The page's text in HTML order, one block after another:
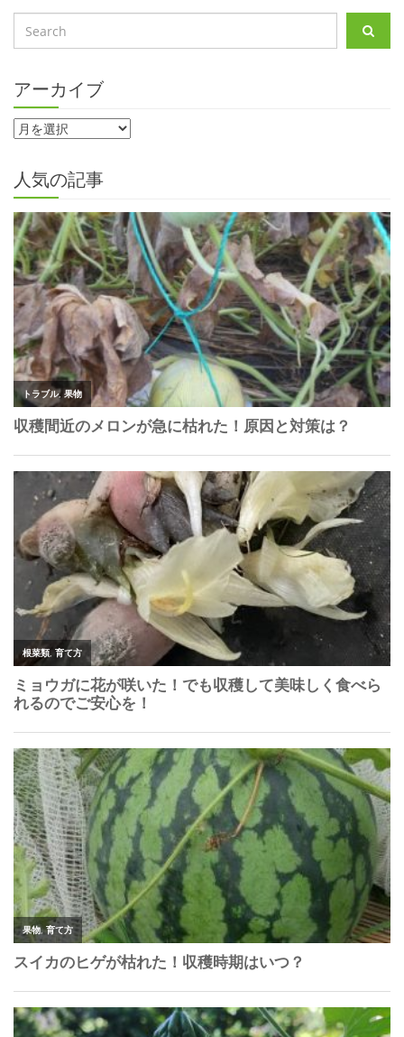
アーカイブ
人気の記事